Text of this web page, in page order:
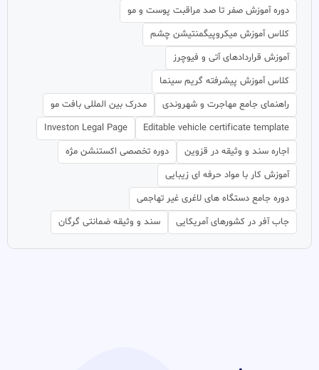
دوره آموزش صفر تا صد مراقبت پوست و مو
کلاس آموزش میکروپیگمنتیشن چشم
آموزش قراردادهای آتی و فیوچرز
کلاس آموزش پیشرفته گریم سینما
راهنمای جامع مهاجرت و شهروندی
مدرک بین المللی بافت مو
Editable vehicle certificate template
Investon Legal Page
اجاره سند و وثیقه در قزوین
دوره تخصصی اکستنشن مژه
آموزش کار با مواد حرفه ای زیبایی
دوره جامع دستگاه های لاغری غیر تهاجمی
جاب آفر در کشورهای آمریکایی
سند و وثیقه ضمانتی گرگان